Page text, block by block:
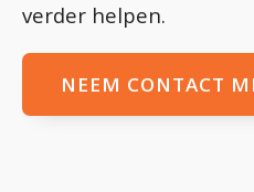
verder helpen.
NEEM CONTACT